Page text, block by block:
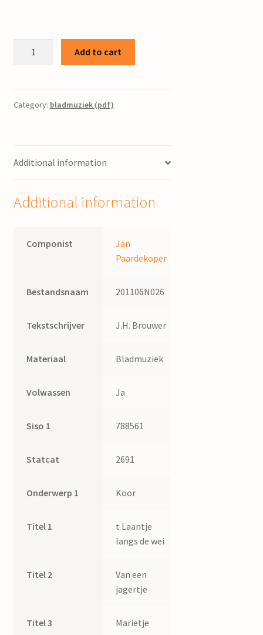
wei
koor
Paardekoper
Justine
quantity
Add to cart
Category: bladmuziek (pdf)
Additional information
Additional information
Componist
Jan
Paardekoper
Bestandsnaam 201106N026
Tekstschrijver J.H. Brouwer
Materiaal Bladmuziek
Volwassen Ja
Siso 1 788561
Statcat 2691
Onderwerp 1 Koor
Titel 1
t Laantje
langs de wei
Titel 2
Van een
jagertje
Titel 3 Marietje